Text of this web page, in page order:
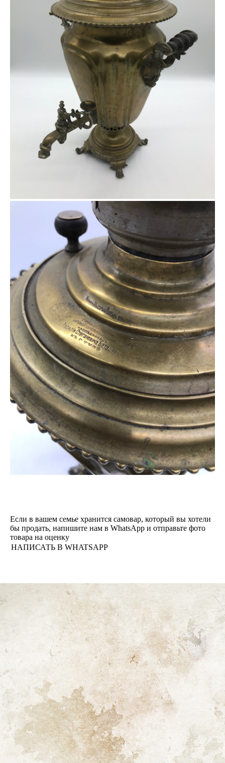
Если в вашем семье хранится самовар, который вы хотели
бы продать, напишите нам в WhatsApp и отправьте фото
товара на оценку
НАПИСАТЬ В WHATSAPP